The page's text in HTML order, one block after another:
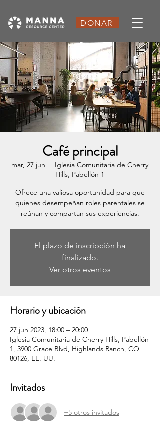
DONAR
Café principal
mar, 27 jun
  |
Iglesia Comunitaria de Cherry
Hills, Pabellón 1
Ofrece una valiosa oportunidad para que
quienes desempeñan roles parentales se
reúnan y compartan sus experiencias.
El plazo de inscripción ha
finalizado.
Ver otros eventos
Horario y ubicación
27 jun 2023, 18:00 – 20:00
Iglesia Comunitaria de Cherry Hills, Pabellón
1, 3900 Grace Blvd, Highlands Ranch, CO
80126, EE. UU.
Invitados
+5 otros invitados